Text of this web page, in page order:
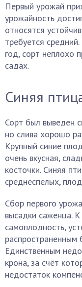
Первый урожай
урожайность
относятся
требуется
год, сорт неплохо
садах.
Синяя
Сорт был выведен
но слива хорошо
Крупный синие
очень вкусная,
косточки. Синяя
среднеспелых,
Сбор первого
высадки саженца.
самоплодность,
распространенным
Единственным
крона, за счёт
недостаток